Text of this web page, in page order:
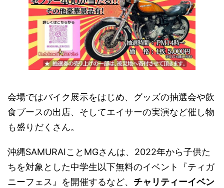
会場ではバイク展示をはじめ、グッズの抽選会や飲
食ブースの出店、そしてエイサーの実演など催し物
も盛りだくさん。
沖縄SAMURAIことMGさんは、2022年から子供た
ちを対象とした中学生以下無料のイベント『ティガ
ニーフェス』を開催するなど、 チャリティーイベン